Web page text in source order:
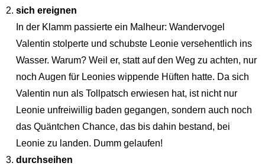
sich ereignen
In der Klamm passierte ein Malheur: Wandervogel
Valentin stolperte und schubste Leonie versehentlich ins
Wasser. Warum? Weil er, statt auf den Weg zu achten, nur
noch Augen für Leonies wippende Hüften hatte. Da sich
Valentin nun als Tollpatsch erwiesen hat, ist nicht nur
Leonie unfreiwillig baden gegangen, sondern auch noch
das Quäntchen Chance, das bis dahin bestand, bei
Leonie zu landen. Dumm gelaufen!
durchseihen